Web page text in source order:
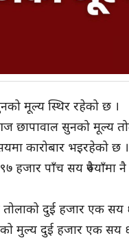
मूल्य स्थिर रहेको छ ।
छापावाल सुनको मूल्य
कारोबार भइरहेको छ ।
हजार पाँच सय रुपैयाँमा नै
दुई हजार एक सय
मुल्य दुई हजार एक सय